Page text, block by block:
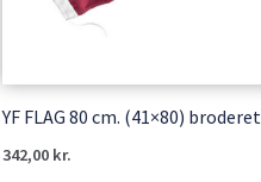
YF FLAG 80 cm. (41×80) broderet
342,00 kr.